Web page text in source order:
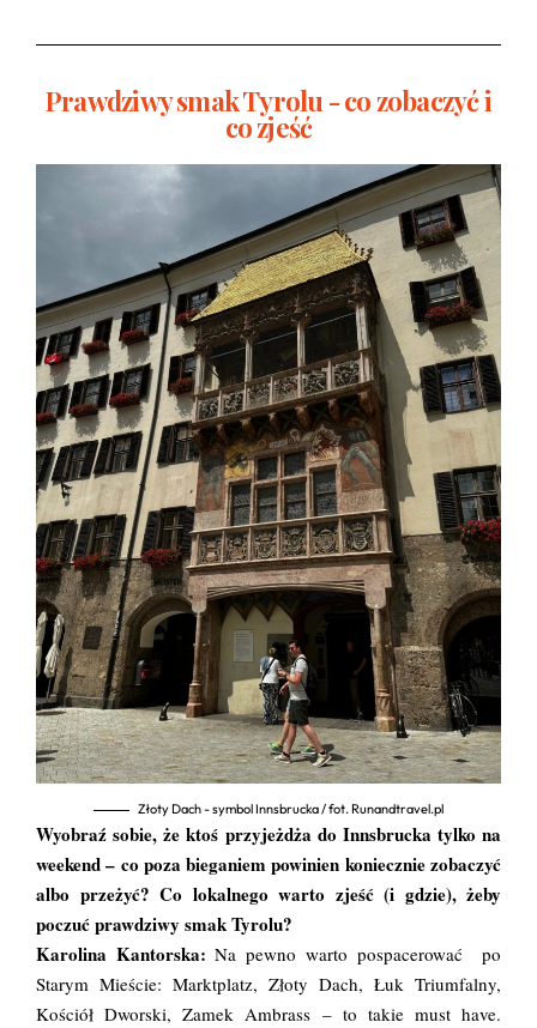
Prawdziwy smak Tyrolu - co zobaczyć i
co zjeść
Złoty Dach - symbol Innsbrucka / fot. Runandtravel.pl
Wyobraź sobie, że ktoś przyjeżdża do Innsbrucka tylko na
weekend – co poza bieganiem powinien koniecznie zobaczyć
albo przeżyć? Co lokalnego warto zjeść (i gdzie), żeby
poczuć prawdziwy smak Tyrolu?
Karolina Kantorska:Na pewno warto pospacerować po
Starym Mieście: Marktplatz, Złoty Dach, Łuk Triumfalny,
Kościół Dworski, Zamek Ambrass – to takie must have.